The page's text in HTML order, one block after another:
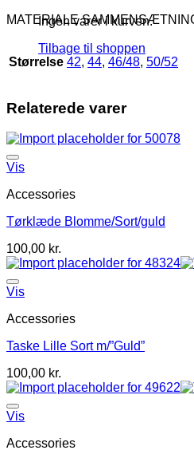
Ingen varer i kurven.
Tilbage til shoppen
MATERIALE
Størrelse 42, 44, 46/48, 50/52
Relaterede varer
Vis
Accessories
Tørklæde Blomme/Sort/guld
100,00 kr.
Vis
Accessories
Taske Lille Sort m/”Guld”
100,00 kr.
Vis
Accessories